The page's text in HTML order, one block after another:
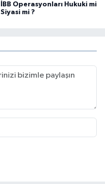
İBB Operasyonları Hukuki mi
Siyasi mi ?